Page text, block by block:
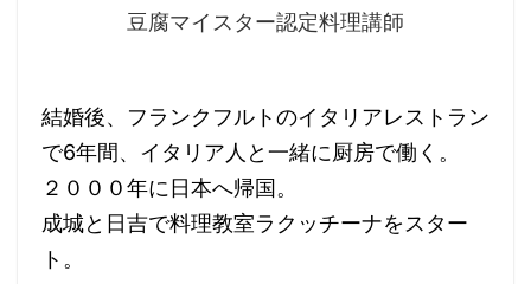
豆腐マイスター認定料理講師
結婚後、フランクフルトのイタリアレストラン
で6年間、イタリア人と一緒に厨房で働く。
２０００年に日本へ帰国。
成城と日吉で料理教室ラクッチーナをスター
ト。